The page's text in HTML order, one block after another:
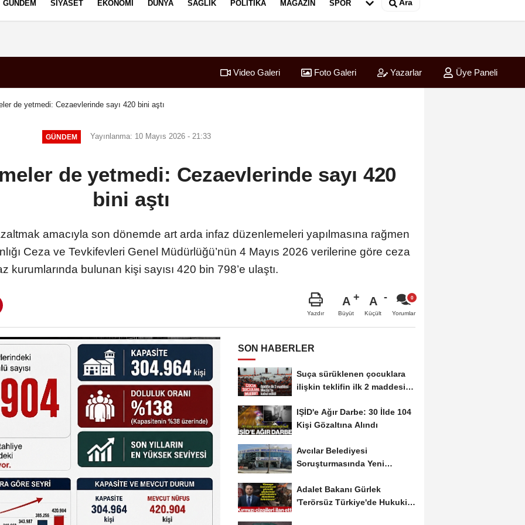
GÜNDEM SIYASET EKONOMI DÜNYA SAĞLIK POLITIKA MAGAZIN SPOR Ara
Video Galeri Foto Galeri Yazarlar Üye Paneli
de yetmedi: Cezaevlerinde sayı 420 bini aştı
GÜNDEM Yayınlanma: 10 Mayıs 2026 - 21:33
de yetmedi: Cezaevlerinde sayı 420
bini aştı
amacıyla son dönemde art arda infaz düzenlemeleri yapılmasına rağmen
Ceza ve Tevkifevleri Genel Müdürlüğü’nün 4 Mayıs 2026 verilerine göre ceza
kurumlarında bulunan kişi sayısı 420 bin 798’e ulaştı.
Yazdır
A
Büyüt
A
Küçült Yorumlar
SON HABERLER
Suça sürüklenen çocuklara
ilişkin teklifin ilk 2 maddesi
IŞİD'e Ağır Darbe: 30 İlde 104
Kişi Gözaltına Alındı
Avcılar Belediyesi
Soruşturmasında Yeni
Adalet Bakanı Gürlek
'Terörsüz Türkiye'de Hukuki